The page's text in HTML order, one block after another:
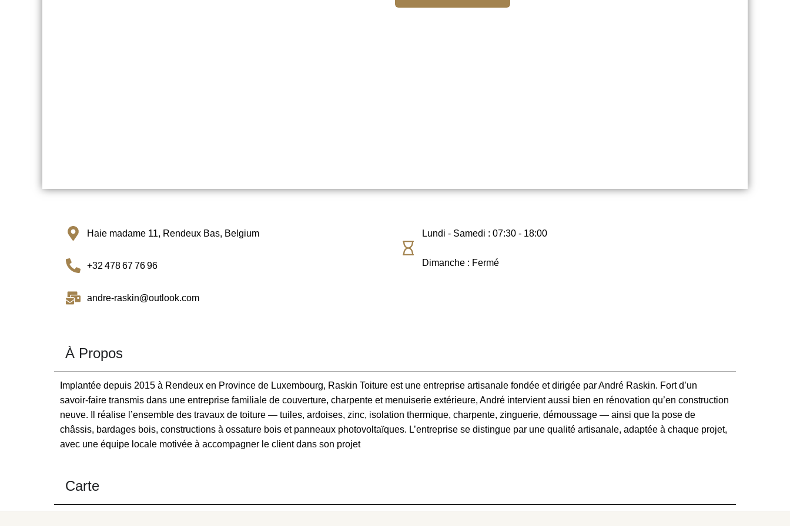
Haie madame 11, Rendeux Bas, Belgium
+32 478 67 76 96
andre-raskin@outlook.com
Lundi - Samedi : 07:30 - 18:00
Dimanche : Fermé
À Propos
Implantée depuis 2015 à Rendeux en Province de Luxembourg, Raskin Toiture est une entreprise artisanale fondée et dirigée par André Raskin. Fort d’un
savoir‑faire transmis dans une entreprise familiale de couverture, charpente et menuiserie extérieure, André intervient aussi bien en rénovation qu’en construction
neuve. Il réalise l’ensemble des travaux de toiture — tuiles, ardoises, zinc, isolation thermique, charpente, zinguerie, démoussage — ainsi que la pose de
châssis, bardages bois, constructions à ossature bois et panneaux photovoltaïques. L’entreprise se distingue par une qualité artisanale, adaptée à chaque projet,
avec une équipe locale motivée à accompagner le client dans son projet
Carte